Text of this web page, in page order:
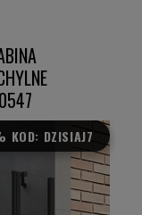
KOD: DZISIAJ7